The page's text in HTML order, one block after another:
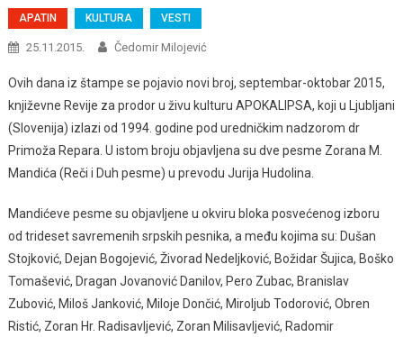
APATIN KULTURA VESTI
25.11.2015. Čedomir Milojević
Ovih dana iz štampe se pojavio novi broj, septembar-oktobar 2015,
književne Revije za prodor u živu kulturu APOKALIPSA, koji u Ljubljani
(Slovenija) izlazi od 1994. godine pod uredničkim nadzorom dr
Primoža Repara. U istom broju objavljena su dve pesme Zorana M.
Mandića (Reči i Duh pesme) u prevodu Jurija Hudolina.
Mandićeve pesme su objavljene u okviru bloka posvećenog izboru
od trideset savremenih srpskih pesnika, a među kojima su: Dušan
Stojković, Dejan Bogojević, Živorad Nedeljković, Božidar Šujica, Boško
Tomašević, Dragan Jovanović Danilov, Pero Zubac, Branislav
Zubović, Miloš Janković, Miloje Dončić, Miroljub Todorović, Obren
Ristić, Zoran Hr. Radisavljević, Zoran Milisavljević, Radomir